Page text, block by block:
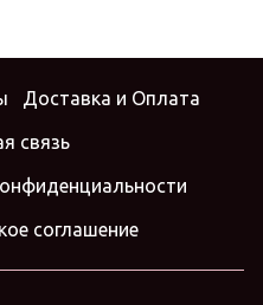
Доставка и Оплата
связь
соглашение